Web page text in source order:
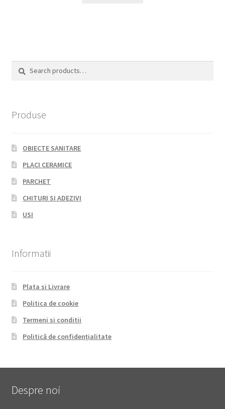
Search
Search
Produse
OBIECTE SANITARE
PLACI CERAMICE
PARCHET
CHITURI SI ADEZIVI
USI
Informatii
Plata si Livrare
Politica de cookie
Termeni si conditii
Politică de confidențialitate
Despre noi